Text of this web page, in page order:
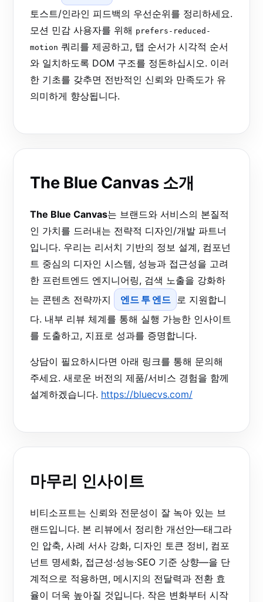
토스트/인라인 피드백의 우선순위를 정리하세요.
모션 민감 사용자를 위해 prefers-reduced-
motion 쿼리를 제공하고, 탭 순서가 시각적 순서
와 일치하도록 DOM 구조를 정돈하십시오. 이러
한 기초를 갖추면 전반적인 신뢰와 만족도가 유
의미하게 향상됩니다.
The Blue Canvas 소개
The Blue Canvas는 브랜드와 서비스의 본질적
인 가치를 드러내는 전략적 디자인/개발 파트너
입니다. 우리는 리서치 기반의 정보 설계, 컴포넌
트 중심의 디자인 시스템, 성능과 접근성을 고려
한 프런트엔드 엔지니어링, 검색 노출을 강화하
는 콘텐츠 전략까지
엔드 투 엔드 로 지원합니
다. 내부 리뷰 체계를 통해 실행 가능한 인사이트
를 도출하고, 지표로 성과를 증명합니다.
상담이 필요하시다면 아래 링크를 통해 문의해
주세요. 새로운 버전의 제품/서비스 경험을 함께
설계하겠습니다. https://bluecvs.com/
마무리 인사이트
비티소프트는 신뢰와 전문성이 잘 녹아 있는 브
랜드입니다. 본 리뷰에서 정리한 개선안—태그라
인 압축, 사례 서사 강화, 디자인 토큰 정비, 컴포
넌트 명세화, 접근성·성능·SEO 기준 상향—을 단
계적으로 적용하면, 메시지의 전달력과 전환 효
율이 더욱 높아질 것입니다. 작은 변화부터 시작